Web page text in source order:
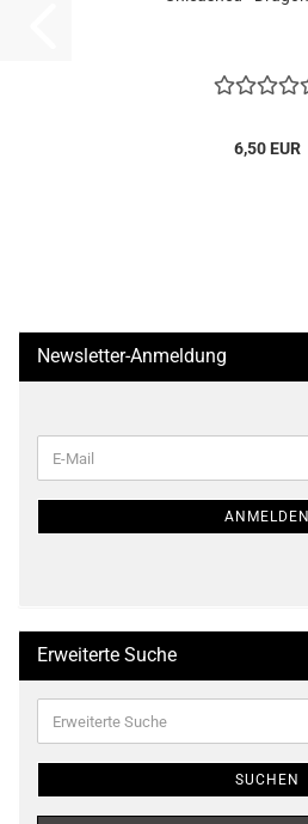
6,50 EUR
Newsletter-Anmeldung
ZUR
E-
Mail
ANMELDEN
Erweiterte Suche
Suche
SUCHEN